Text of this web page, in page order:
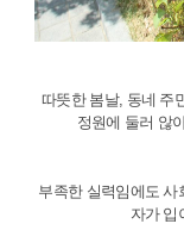
따뜻한 봄날, 동네 주
정원에 둘러 않
부족한 실력임에도 사
자가 입